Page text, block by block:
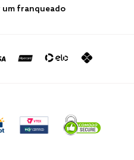
um franqueado